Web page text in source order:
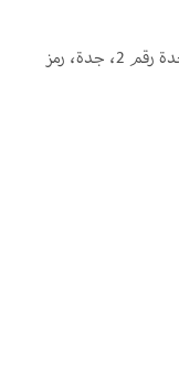
6702 شارع الأمير ماجد، حي الفيحاء، وحدة رقم 2، جدة، رمز